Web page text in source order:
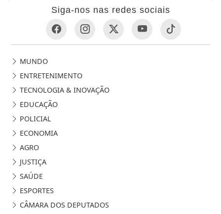
Siga-nos nas redes sociais
MUNDO
ENTRETENIMENTO
TECNOLOGIA & INOVAÇÃO
EDUCAÇÃO
POLICIAL
ECONOMIA
AGRO
JUSTIÇA
SAÚDE
ESPORTES
CÂMARA DOS DEPUTADOS